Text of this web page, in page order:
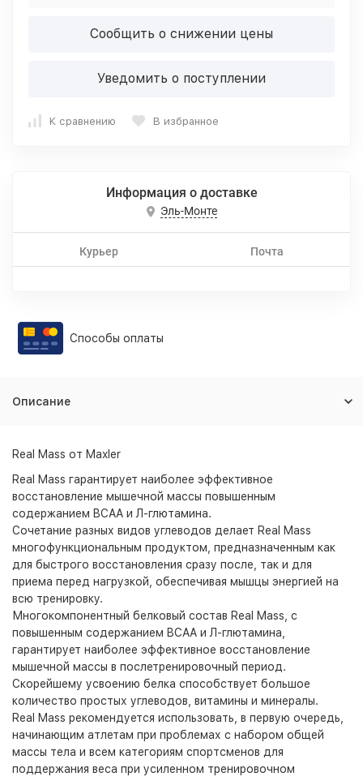
Сообщить о снижении цены
Уведомить о поступлении
К сравнению В избранное
Информация о доставке
Эль-Монте
Курьер Почта
Способы оплаты
Описание
Real Mass от Maxler
Real Mass гарантирует наиболее эффективное
восстановление мышечной массы повышенным
содержанием BCAA и Л-глютамина.
Сочетание разных видов углеводов делает Real Mass
многофункциональным продуктом, предназначенным как
для быстрого восстановления сразу после, так и для
приема перед нагрузкой, обеспечивая мышцы энергией на
всю тренировку.
Многокомпонентный белковый состав Real Mass, с
повышенным содержанием BCAA и Л-глютамина,
гарантирует наиболее эффективное восстановление
мышечной массы в послетренировочный период.
Скорейшему усвоению белка способствует большое
количество простых углеводов, витамины и минералы.
Real Mass рекомендуется использовать, в первую очередь,
начинающим атлетам при проблемах с набором общей
массы тела и всем категориям спортсменов для
поддержания веса при усиленном тренировочном